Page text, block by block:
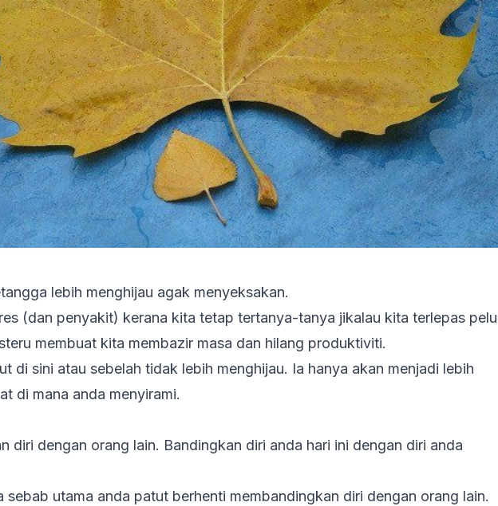
lebih menghijau agak menyeksakan.
(dan penyakit) kerana kita tetap tertanya-tanya jikalau kita terlepas
membuat kita membazir masa dan hilang produktiviti.
di sini atau sebelah tidak lebih menghijau. Ia hanya akan menjadi lebih
di mana anda menyirami.
diri dengan orang lain. Bandingkan diri anda hari ini dengan diri anda
sebab utama anda patut berhenti membandingkan diri dengan orang lain.